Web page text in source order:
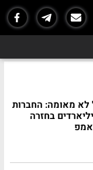
לא מאומה: החברות
בחזרה